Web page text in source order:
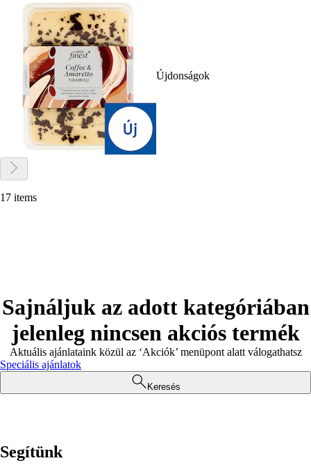
Újdonságok
17 items
Sajnáljuk az adott kategóriában
jelenleg nincsen akciós termék
Aktuális ajánlataink közül az ‘Akciók’ menüpont alatt válogathatsz
Speciális ajánlatok
Keresés
Segítünk